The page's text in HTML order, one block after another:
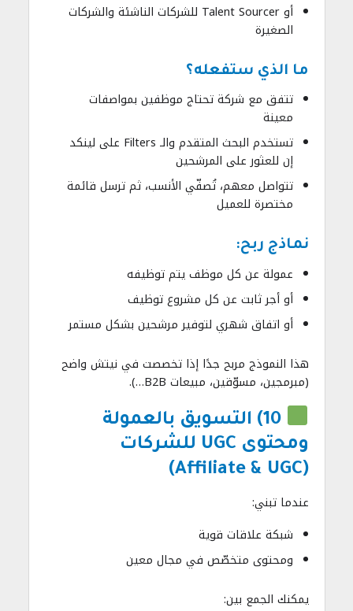
أو Talent Sourcer للشركات الناشئة والشركات
الصغيرة
ما الذي ستفعله؟
تتفق مع شركة تحتاج موظفين بمواصفات
معينة
تستخدم البحث المتقدم والـ Filters على لينكد
إن للعثور على المرشحين
تتواصل معهم، تُصفّي الأنسب، ثم ترسل قائمة
مختصرة للعميل
نماذج ربح:
عمولة عن كل موظف يتم توظيفه
أو أجر ثابت عن كل مشروع توظيف
أو اتفاق شهري لتوفير مرشحين بشكل مستمر
هذا النموذج مربح جدًا إذا تخصصت في نيتش واضح
(مبرمجين، مسوّقين، مبيعات B2B…).
10) التسويق بالعمولة
ومحتوى UGC للشركات
(Affiliate & UGC)
عندما تبني:
شبكة علاقات قوية
ومحتوى متخصّص في مجال معين
يمكنك الجمع بين: